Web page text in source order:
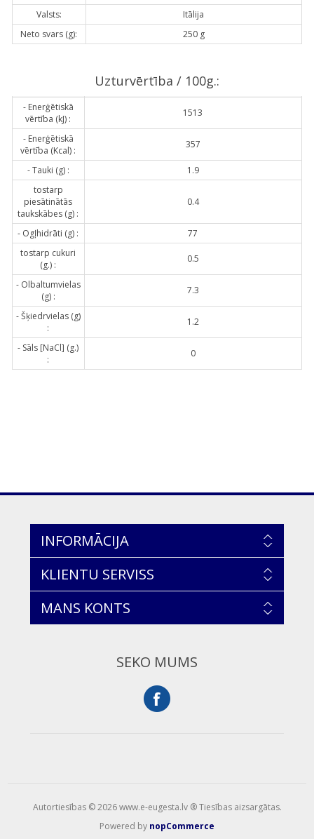
Valsts:
Itālija
Neto svars (g):
250 g
Uzturvērtība / 100g.:
- Enerģētiskā
vērtība (kJ) :
1513
- Enerģētiskā
vērtība (Kcal) :
357
- Tauki (g) :
1.9
tostarp
piesātinātās
taukskābes (g) :
0.4
- Ogļhidrāti (g) :
77
tostarp cukuri
(g.) :
0.5
- Olbaltumvielas
(g) :
7.3
- Šķiedrvielas (g)
:
1.2
- Sāls [NaCl] (g.)
:
0
INFORMĀCIJA
KLIENTU SERVISS
MANS KONTS
SEKO MUMS
Autortiesības © 2026 www.e-eugesta.lv ® Tiesības aizsargātas.
Powered by nopCommerce